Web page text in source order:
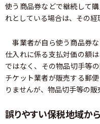
使う商品券などで継続して
れとしている場合は、その経
事業者が自ら使う商品券
仕入れに係る支払対価の額
ではなく、その物品切手等
チケット業者が販売する郵
りませんが、物品切手等の販
誤りやすい保税地域か